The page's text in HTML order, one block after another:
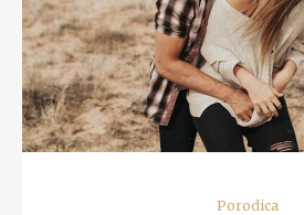
READ MORE
Porodica